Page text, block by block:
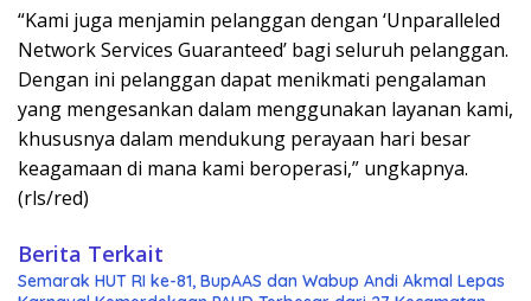
“Kami juga menjamin pelanggan dengan ‘Unparalleled
Network Services Guaranteed’ bagi seluruh pelanggan.
Dengan ini pelanggan dapat menikmati pengalaman
yang mengesankan dalam menggunakan layanan kami,
khususnya dalam mendukung perayaan hari besar
keagamaan di mana kami beroperasi,” ungkapnya.
(rls/red)
Berita Terkait
Semarak HUT RI ke-81, BupAAS dan Wabup Andi Akmal Lepas